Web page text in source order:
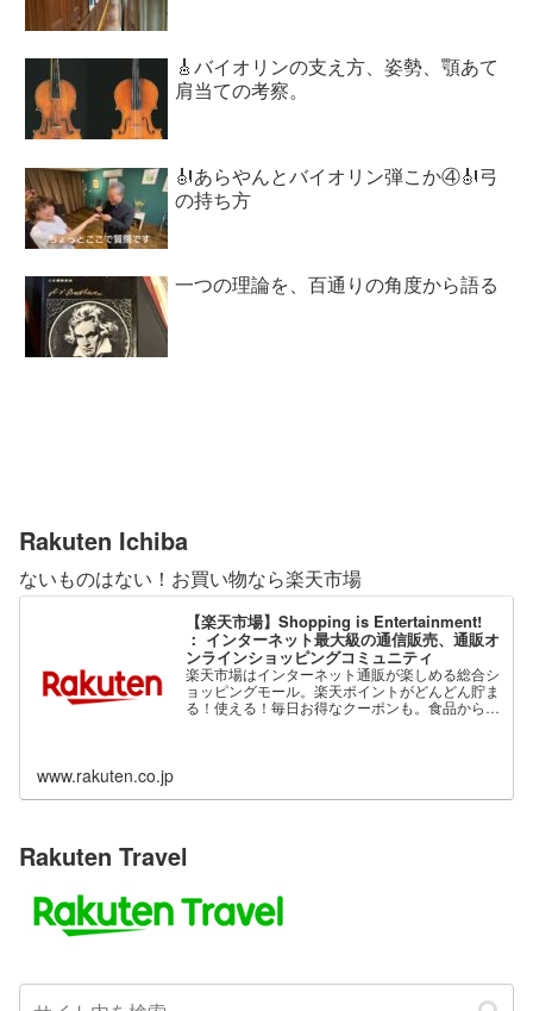
🎸バイオリンの支え方、姿勢、顎あて
肩当ての考察。
🎻あらやんとバイオリン弾こか④🎻弓
の持ち方
一つの理論を、百通りの角度から語る
Rakuten Ichiba
ないものはない！お買い物なら楽天市場
【楽天市場】Shopping is Entertainment!
： インターネット最大級の通信販売、通販オ
ンラインショッピングコミュニティ
楽天市場はインターネット通販が楽しめる総合シ
ョッピングモール。楽天ポイントがどんどん貯ま
る！使える！毎日お得なクーポンも。食品から家
www.rakuten.co.jp
Rakuten Travel